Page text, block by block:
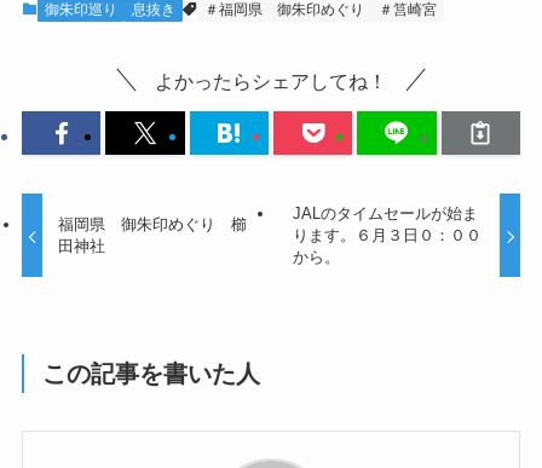
御朱印巡り 息抜き ＃福岡県 御朱印めぐり ＃筥崎宮
よかったらシェアしてね！
福岡県 御朱印めぐり 櫛
田神社
JALのタイムセールが始ま
ります。６月３日０：００
から。
この記事を書いた人